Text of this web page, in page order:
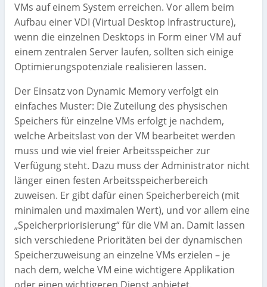
VMs auf einem System erreichen. Vor allem beim
Aufbau einer VDI (Virtual Desktop Infrastructure),
wenn die einzelnen Desktops in Form einer VM auf
einem zentralen Server laufen, sollten sich einige
Optimierungspotenziale realisieren lassen.
Der Einsatz von Dynamic Memory verfolgt ein
einfaches Muster: Die Zuteilung des physischen
Speichers für einzelne VMs erfolgt je nachdem,
welche Arbeitslast von der VM bearbeitet werden
muss und wie viel freier Arbeitsspeicher zur
Verfügung steht. Dazu muss der Administrator nicht
länger einen festen Arbeitsspeicherbereich
zuweisen. Er gibt dafür einen Speicherbereich (mit
minimalen und maximalen Wert), und vor allem eine
„Speicherpriorisierung“ für die VM an. Damit lassen
sich verschiedene Prioritäten bei der dynamischen
Speicherzuweisung an einzelne VMs erzielen – je
nach dem, welche VM eine wichtigere Applikation